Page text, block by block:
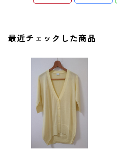
最近チェックした商品